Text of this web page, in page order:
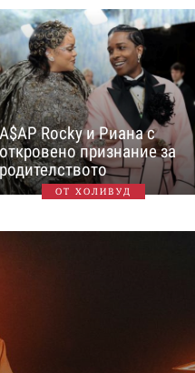
A$AP Rocky и Риана с
откровено признание за
родителството
ОТ ХОЛИВУД